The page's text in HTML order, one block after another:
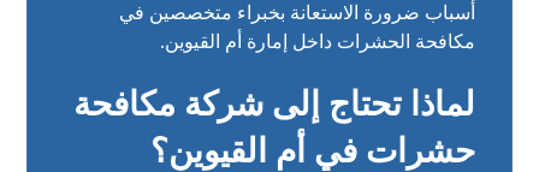
أسباب ضرورة الاستعانة بخبراء متخصصين في
مكافحة الحشرات داخل إمارة أم القيوين.
لماذا تحتاج إلى شركة مكافحة
حشرات في أم القيوين؟